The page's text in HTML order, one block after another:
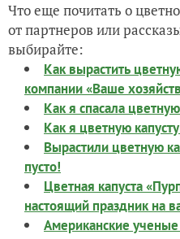
Что еще почитать о
от партнеров или
выбирайте:
Как вырастить
компании «Ваше
Как я спасала
Как я цветную
Вырастили цветную
пусто!
Цветная капуста
настоящий праздник на
Американские